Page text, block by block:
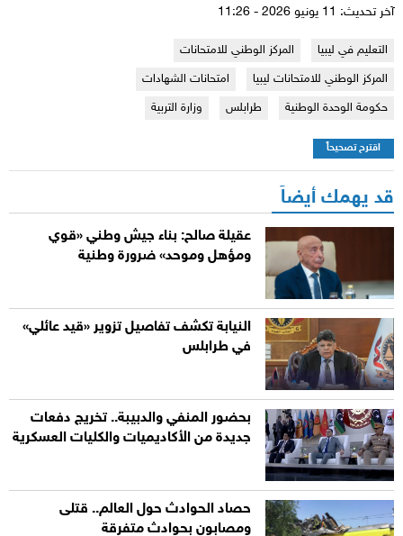
آخر تحديث: 11 يونيو 2026 - 11:26
التعليم في ليبيا
المركز الوطني للامتحانات
المركز الوطني للامتحانات ليبيا
امتحانات الشهادات
حكومة الوحدة الوطنية
طرابلس وزارة التربية
اقترح تصحيحاً
قد يهمك أيضاً
عقيلة صالح: بناء جيش وطني «قوي
ومؤهل وموحد» ضرورة وطنية
النيابة تكشف تفاصيل تزوير «قيد عائلي»
في طرابلس
بحضور المنفي والدبيبة.. تخريج دفعات
جديدة من الأكاديميات والكليات العسكرية
حصاد الحوادث حول العالم.. قتلى
ومصابون بحوادث متفرقة